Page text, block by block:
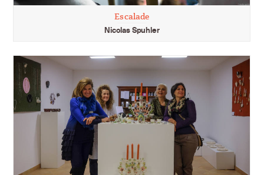
Escalade
Nicolas Spuhler